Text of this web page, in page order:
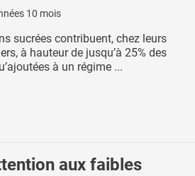
10 mois
sucrées contribuent, chez leurs
à hauteur de jusqu’à 25% des
à un régime ...
aux faibles